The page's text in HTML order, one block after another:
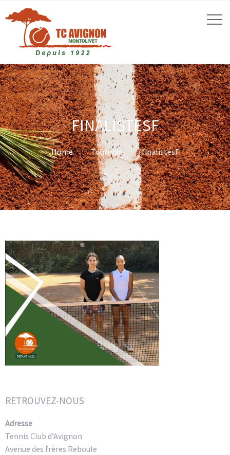
FINALISTESF
Home Tournois finalistesF
RETROUVEZ-NOUS
Adresse
Tennis Club d’Avignon
Avenue des frères Reboule